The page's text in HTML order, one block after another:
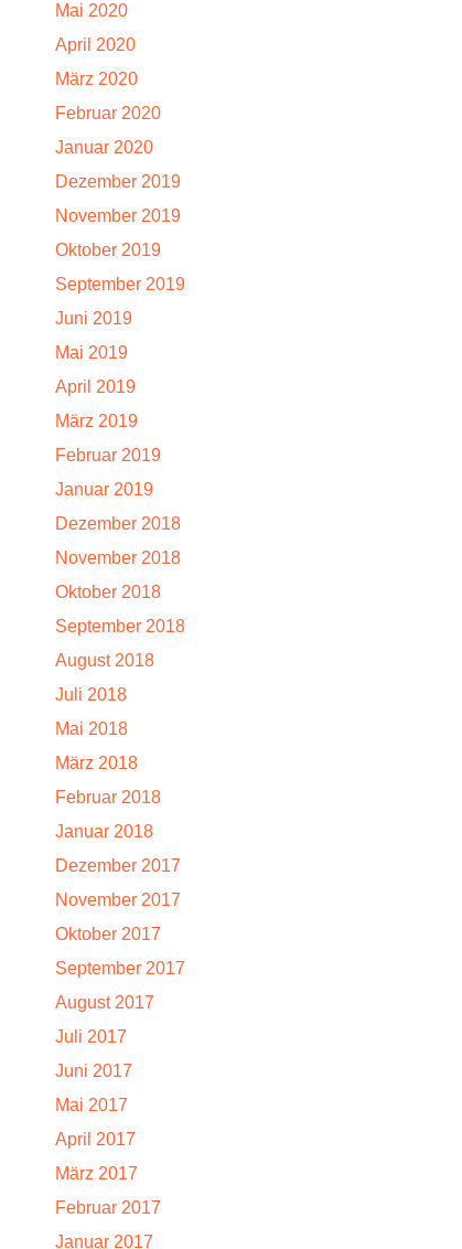
Mai 2020
April 2020
März 2020
Februar 2020
Januar 2020
Dezember 2019
November 2019
Oktober 2019
September 2019
Juni 2019
Mai 2019
April 2019
März 2019
Februar 2019
Januar 2019
Dezember 2018
November 2018
Oktober 2018
September 2018
August 2018
Juli 2018
Mai 2018
März 2018
Februar 2018
Januar 2018
Dezember 2017
November 2017
Oktober 2017
September 2017
August 2017
Juli 2017
Juni 2017
Mai 2017
April 2017
März 2017
Februar 2017
Januar 2017